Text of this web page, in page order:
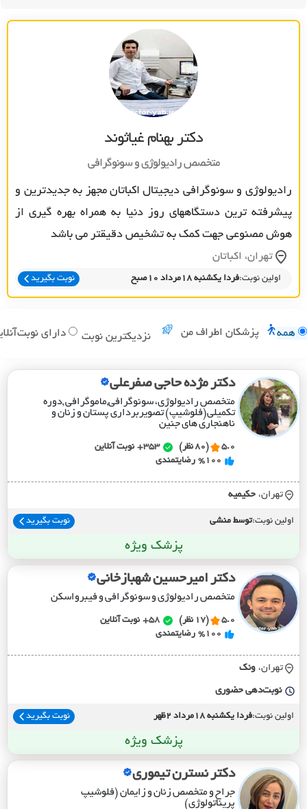
دکتر بهنام غیاثوند
متخصص راديولوژي و سونوگرافي
رادیولوژی و سونوگرافی دیجیتال اکباتان مجهز به جدیدترین و
پیشرفته ترین دستگاههای روز دنیا به همراه بهره گیری از
هوش مصنوعی جهت کمک به تشخیص دقیقتر می باشد
تهران، اکباتان
اولین نوبت:فردا یکشنبه 18مرداد 10صبح نوبت بگیرید
همه پزشکان اطراف من نزدیکترین نوبت دارای
دکتر مژده حاجی صفرعلی
متخصص رادیولوژی، سونوگرافی,ماموگرافی ,دوره
تکمیلی(فلوشیپ) تصویربرداری پستان و زنان و
ناهنجاری های جنین
5.0 (80 نظر) 353+
نوبت آنلاین
%100 رضایتمندی
تهران، حکيميه
اولین نوبت:توسط منشی نوبت بگیرید
پزشک ویژه
دکتر امیرحسین شهبازخانی
متخصص رادیولوژی و سونوگرافی و فیبرواسکن
5.0 (17 نظر) 58+
نوبت آنلاین
%100 رضایتمندی
تهران، ونک
نوبت‌دهی حضوری
اولین نوبت:فردا یکشنبه 18مرداد 2ظهر نوبت بگیرید
پزشک ویژه
دکتر نسترن تیموری
جراح و متخصص زنان و زایمان (فلوشیپ
پریناتولوژی)